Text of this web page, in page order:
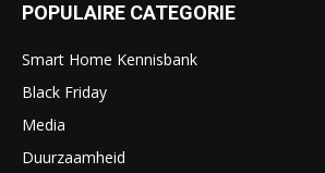
POPULAIRE CATEGORIE
Smart Home Kennisbank
Black Friday
Media
Duurzaamheid